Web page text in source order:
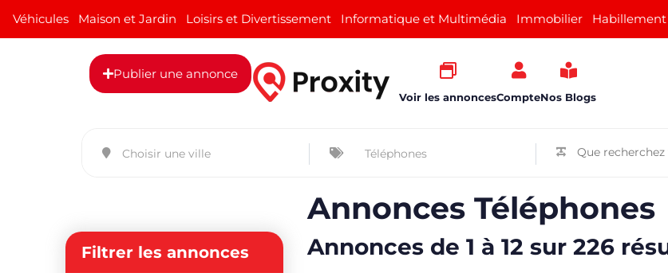
Véhicules Maison et Jardin Loisirs et Divertissement Informatique et Multimédia Immobilier
Publier une annonce
Voir les annoncesCompteNos Blogs
Filtrer les annonces
Annonces Téléphones
Annonces de 1 à 12 sur 226